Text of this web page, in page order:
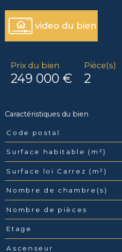
video du bien
Prix du bien
249 000 €
Pièce(s)
2
Caractéristiques du bien
Caractéristiques Valeurs
Code postal
Surface habitable (m²)
Surface loi Carrez (m²)
Nombre de chambre(s)
Nombre de pièces
Etage
Ascenseur